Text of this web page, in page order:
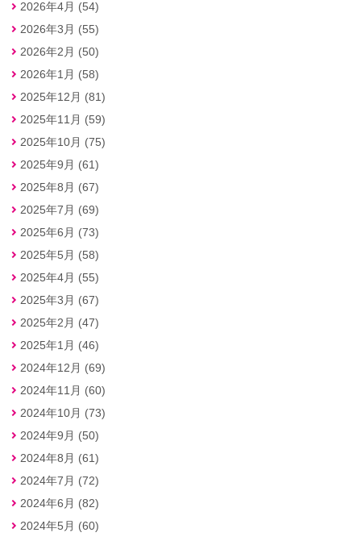
2026年4月 (54)
2026年3月 (55)
2026年2月 (50)
2026年1月 (58)
2025年12月 (81)
2025年11月 (59)
2025年10月 (75)
2025年9月 (61)
2025年8月 (67)
2025年7月 (69)
2025年6月 (73)
2025年5月 (58)
2025年4月 (55)
2025年3月 (67)
2025年2月 (47)
2025年1月 (46)
2024年12月 (69)
2024年11月 (60)
2024年10月 (73)
2024年9月 (50)
2024年8月 (61)
2024年7月 (72)
2024年6月 (82)
2024年5月 (60)